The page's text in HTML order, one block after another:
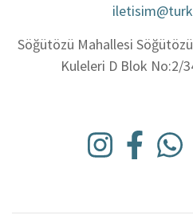
Söğütözü Mahallesi
Kuleleri D Blok No:2/